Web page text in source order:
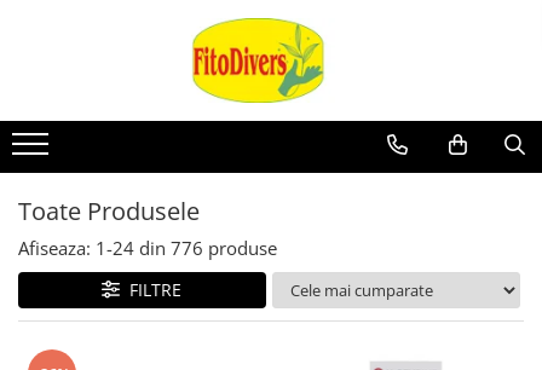
Toate Produsele
Afiseaza: 1-24 din 776 produse
FILTRE